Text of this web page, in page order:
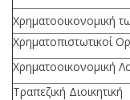
Χρηματοοικονομική
Χρηματοπιστωτικοί
Χρηματοοικονομική
Τραπεζική Διοικητική